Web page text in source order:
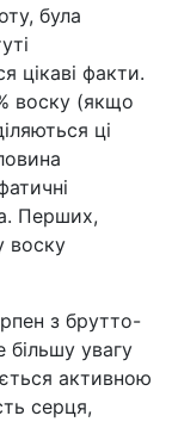
була
цікаві факти.
воску (якщо
ці
Перших,
воску
з брутто-
увагу
активною
серця,